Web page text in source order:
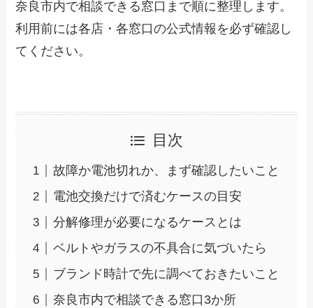
奈良市内で相談できる窓口まで順に整理します。
利用前には各店・各窓口の公式情報を必ず確認し
てください。
目次
故障か電池切れか、まず確認したいこと
電池交換だけで済むケースの目安
分解修理が必要になるケースとは
ベルトやガラスの不具合に気づいたら
ブランド時計で先に調べておきたいこと
奈良市内で相談できる窓口3か所